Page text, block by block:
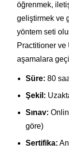
öğrenmek,
geliştirmek ve
yöntem seti
Practitioner ve
aşamalara
Süre: 80
Şekil:
Sınav:
göre)
Sertifika: